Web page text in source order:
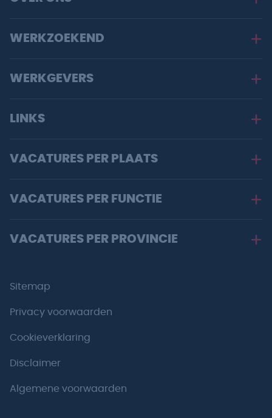
WERKZOEKEND
WERKGEVERS
LINKS
VACATURES PER PLAATS
VACATURES PER FUNCTIE
VACATURES PER PROVINCIE
Sitemap
Privacy voorwaarden
Cookieverklaring
Disclaimer
Algemene voorwaarden